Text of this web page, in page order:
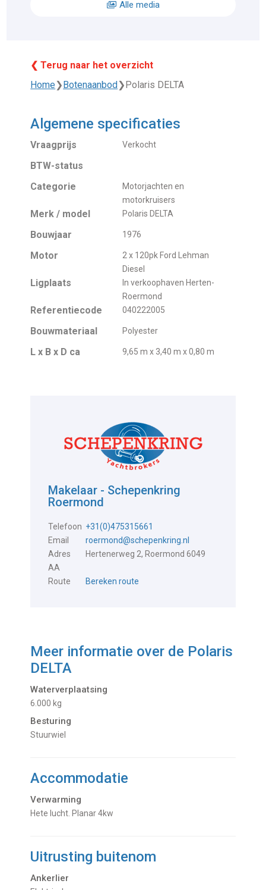
Alle media
❮ Terug naar het overzicht
Home❯ Botenaanbod ❯ Polaris DELTA
Algemene specificaties
Vraagprijs Verkocht
BTW-status
Categorie
Motorjachten en
motorkruisers
Merk / model Polaris DELTA
Bouwjaar 1976
Motor
2 x 120pk Ford Lehman
Diesel
Ligplaats
In verkoophaven Herten-
Roermond
Referentiecode 040222005
Bouwmateriaal Polyester
L x B x D ca 9,65 m x 3,40 m x 0,80 m
Makelaar - Schepenkring
Roermond
Telefoon +31(0)475315661
Email
roermond@schepenkring.nl
Adres
Hertenerweg 2, Roermond 6049
AA
Route
Bereken route
Meer informatie over de Polaris
DELTA
Waterverplaatsing
6.000 kg
Besturing
Stuurwiel
Accommodatie
Verwarming
hete lucht. Planar 4kw
Uitrusting buitenom
Ankerlier